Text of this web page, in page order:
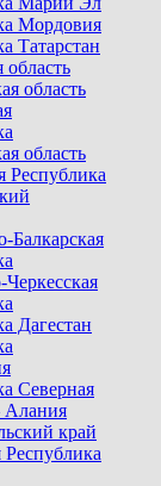
Мордовия
Татарстан
область
область
область
Республика
Балкарская
Черкесская
Дагестан
Северная
край
Республика